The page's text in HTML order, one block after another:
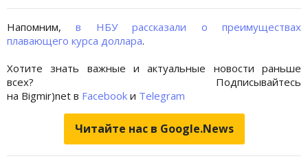
Напомним,в НБУ рассказали о преимуществах
плавающего курса доллара.
Хотите знать важные и актуальные новости раньше
всех? Подписывайтесь
на Bigmir)net в Facebook и Telegram
Читайте нас в Google.News